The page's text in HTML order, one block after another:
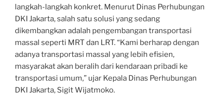
langkah-langkah konkret. Menurut Dinas Perhubungan
DKI Jakarta, salah satu solusi yang sedang
dikembangkan adalah pengembangan transportasi
massal seperti MRT dan LRT. “Kami berharap dengan
adanya transportasi massal yang lebih efisien,
masyarakat akan beralih dari kendaraan pribadi ke
transportasi umum,” ujar Kepala Dinas Perhubungan
DKI Jakarta, Sigit Wijatmoko.